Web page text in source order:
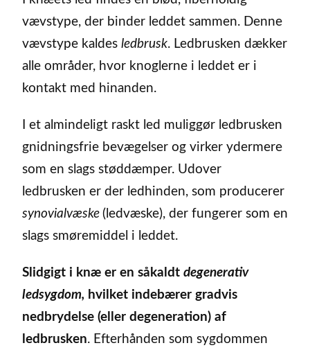
vævstype, der binder leddet sammen. Denne
vævstype kaldes ledbrusk. Ledbrusken dækker
alle områder, hvor knoglerne i leddet er i
kontakt med hinanden.
I et almindeligt raskt led muliggør ledbrusken
gnidningsfrie bevægelser og virker ydermere
som en slags støddæmper. Udover
ledbrusken er der ledhinden, som producerer
synovialvæske (ledvæske), der fungerer som en
slags smøremiddel i leddet.
Slidgigt i knæ er en såkaldt degenerativ
ledsygdom, hvilket indebærer gradvis
nedbrydelse (eller degeneration) af
ledbrusken. Efterhånden som sygdommen